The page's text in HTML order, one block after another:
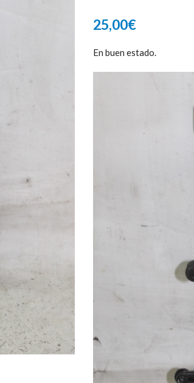
25,00€
En buen estado.